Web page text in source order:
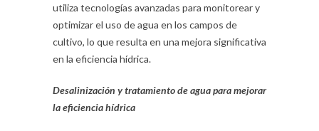
utiliza tecnologías avanzadas para monitorear y
optimizar el uso de agua en los campos de
cultivo, lo que resulta en una mejora significativa
en la eficiencia hídrica.
Desalinización y tratamiento de agua para mejorar
la eficiencia hídrica